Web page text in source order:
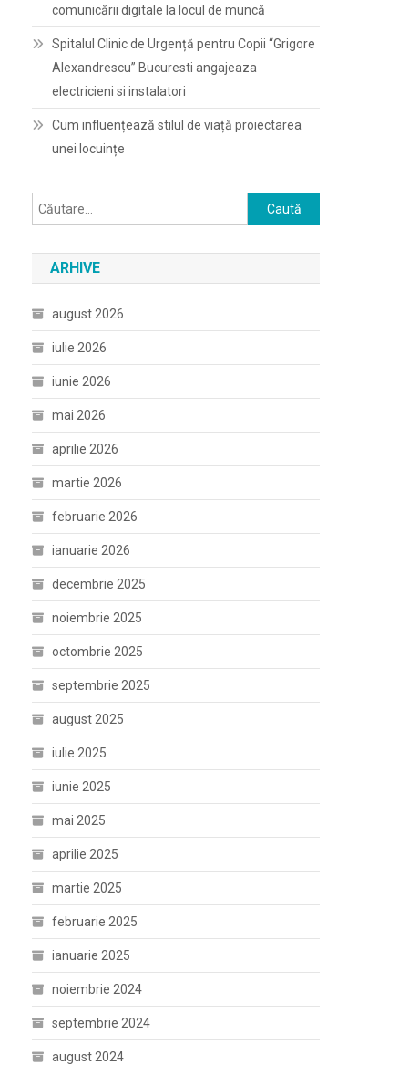
comunicării digitale la locul de muncă
Spitalul Clinic de Urgență pentru Copii “Grigore
Alexandrescu” Bucuresti angajeaza
electricieni si instalatori
Cum influențează stilul de viață proiectarea
unei locuințe
Caută
după:
ARHIVE
august 2026
iulie 2026
iunie 2026
mai 2026
aprilie 2026
martie 2026
februarie 2026
ianuarie 2026
decembrie 2025
noiembrie 2025
octombrie 2025
septembrie 2025
august 2025
iulie 2025
iunie 2025
mai 2025
aprilie 2025
martie 2025
februarie 2025
ianuarie 2025
noiembrie 2024
septembrie 2024
august 2024